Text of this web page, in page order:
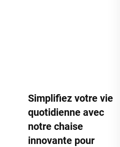
Simplifiez votre vie
quotidienne avec
notre chaise
innovante pour